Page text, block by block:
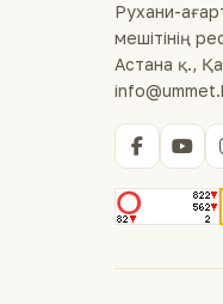
Рухани-
мешітінің
Астана қ.,